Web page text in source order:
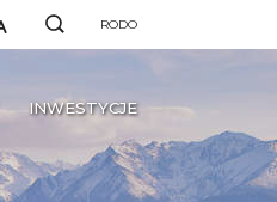
RODO
INWESTYCJE